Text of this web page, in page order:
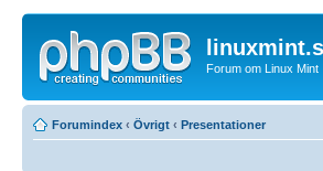
Forum om Linux Mint
Forumindex ‹ Övrigt ‹ Presentationer